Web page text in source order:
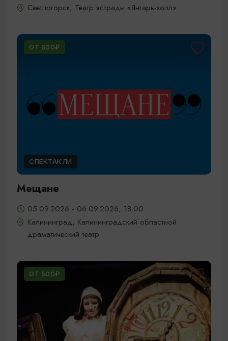
Светлогорск, Театр эстрады «Янтарь-холл»
ОТ 600₽
СПЕКТАКЛИ
Мещане
05.09.2026 - 06.09.2026, 18:00
Калининград, Калининградский областной
драматический театр
ОТ 500₽